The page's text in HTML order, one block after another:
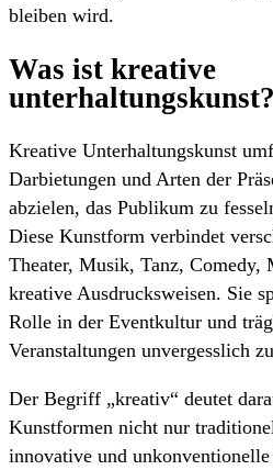
bleiben wird.
Was ist kreative
unterhaltungskunst?
Kreative Unterhaltungskunst
Darbietungen und Arten der
abzielen, das Publikum zu
Diese Kunstform verbindet
Theater, Musik, Tanz, Comedy,
kreative Ausdrucksweisen. Sie
Rolle in der Eventkultur und
Veranstaltungen unvergesslich
Der Begriff „kreativ“ deutet
Kunstformen nicht nur
innovative und